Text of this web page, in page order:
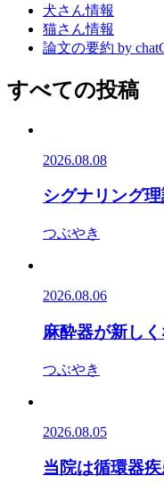
犬さん情報
猫さん情報
論文の要約 by
すべての投稿
2026.08.08
シグナリング
つぶやき
2026.08.06
麻酔器が新し
つぶやき
2026.08.05
当院は循環器